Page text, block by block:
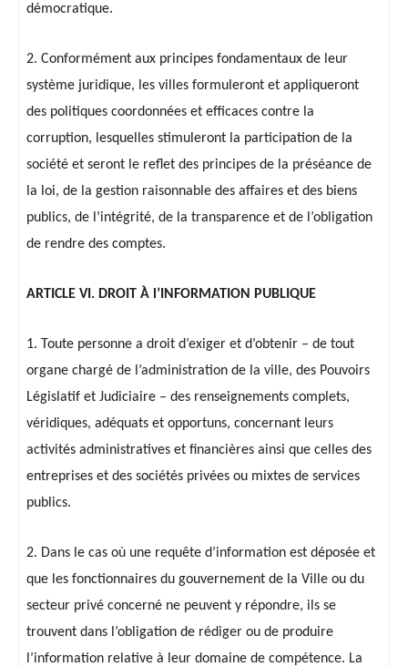
démocratique.
2. Conformément aux principes fondamentaux de leur
système juridique, les villes formuleront et appliqueront
des politiques coordonnées et efficaces contre la
corruption, lesquelles stimuleront la participation de la
société et seront le reflet des principes de la préséance de
la loi, de la gestion raisonnable des affaires et des biens
publics, de l’intégrité, de la transparence et de l’obligation
de rendre des comptes.
ARTICLE VI. DROIT À l’INFORMATION PUBLIQUE
1. Toute personne a droit d’exiger et d’obtenir – de tout
organe chargé de l’administration de la ville, des Pouvoirs
Législatif et Judiciaire – des renseignements complets,
véridiques, adéquats et opportuns, concernant leurs
activités administratives et financières ainsi que celles des
entreprises et des sociétés privées ou mixtes de services
publics.
2. Dans le cas où une requête d’information est déposée et
que les fonctionnaires du gouvernement de la Ville ou du
secteur privé concerné ne peuvent y répondre, ils se
trouvent dans l’obligation de rédiger ou de produire
l’information relative à leur domaine de compétence. La